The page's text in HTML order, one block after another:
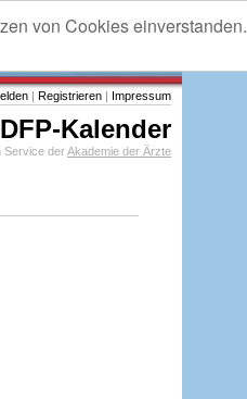
von Cookies einverstanden.
| Registrieren | Impressum
DFP-Kalender
Service derAkademie der Ärzte